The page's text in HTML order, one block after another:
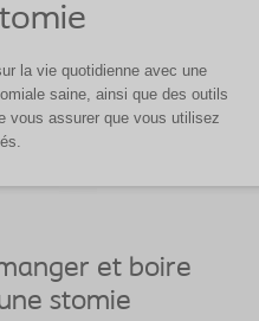
la vie quotidienne avec une
saine, ainsi que des outils
vous assurer que vous utilisez
et boire
stomie